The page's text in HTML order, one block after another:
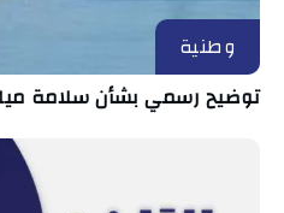
وطنية
توضيح رسمي بشأن سلامة